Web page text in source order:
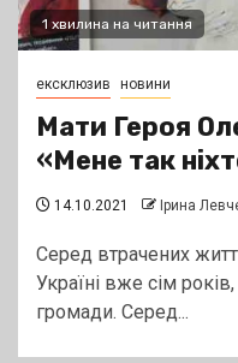
1 хвилина на читання
ексклюзив новини
Мати Героя
«Мене так
14.10.2021 Ірина
Серед втрачених
Україні вже сім
громади. Серед...